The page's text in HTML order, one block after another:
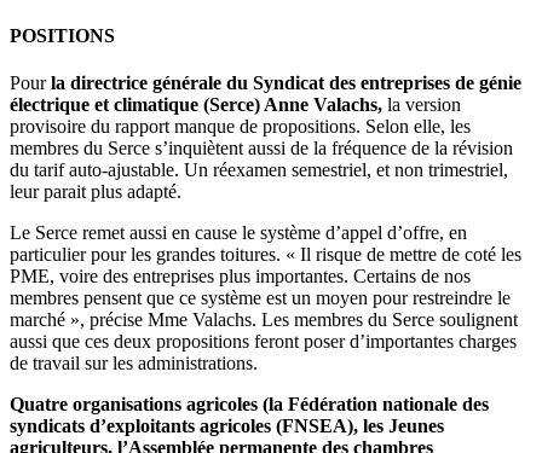
POSITIONS
Pourla directrice générale du Syndicat des entreprises de génie
électrique et climatique (Serce) Anne Valachs, la version
provisoire du rapport manque de propositions. Selon elle, les
membres du Serce s’inquiètent aussi de la fréquence de la révision
du tarif auto-ajustable. Un réexamen semestriel, et non trimestriel,
leur parait plus adapté.
Le Serce remet aussi en cause le système d’appel d’offre, en
particulier pour les grandes toitures. « Il risque de mettre de coté les
PME, voire des entreprises plus importantes. Certains de nos
membres pensent que ce système est un moyen pour restreindre le
marché », précise Mme Valachs. Les membres du Serce soulignent
aussi que ces deux propositions feront poser d’importantes charges
de travail sur les administrations.
Quatre organisations agricoles (la Fédération nationale des
syndicats d’exploitants agricoles (FNSEA), les Jeunes
agriculteurs, l’Assemblée permanente des chambres